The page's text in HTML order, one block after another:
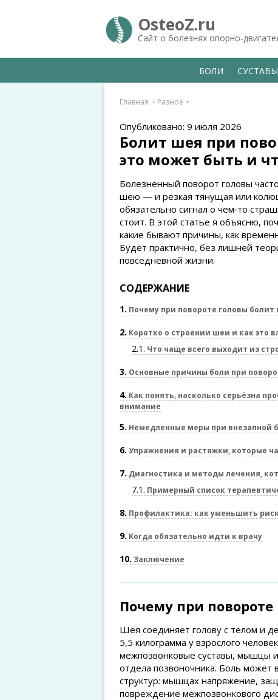
OsteoZ.ru
Сайт о болезнях опорно-
БОЛИ СУСТАВЫ
Главная Разное
Опубликовано: 9 июля 2026
Болит шея при
это может быть и
Болезненный поворот головы
шею — и резкая тянущая или
обязательно сигнал о чем‑то
стоит. В этой статье я объясню,
какие бывают причины, как
Будет практично, без лишней
повседневной жизни.
СОДЕРЖАНИЕ
1 Почему при повороте головы болит
2 Коротко о строении шеи и как это
2.1 Что чаще всего выходит из
3 Основные причины боли при
4 Как понять, насколько серьёзна
внимание
5 Немедленные меры при внезапной
6 Упражнения и растяжки, которые
7 Диагностика и методы лечения,
7.1 Примерный список
8 Профилактика: как уменьшить
9 Когда обязательно идти к врачу
10 Заключение
Почему при
Шея соединяет голову с телом и
5,5 килограмма у взрослого
межпозвонковые суставы, мышцы
отдела позвоночника. Боль может
структур: мышцах напряжение,
повреждение межпозвонкового